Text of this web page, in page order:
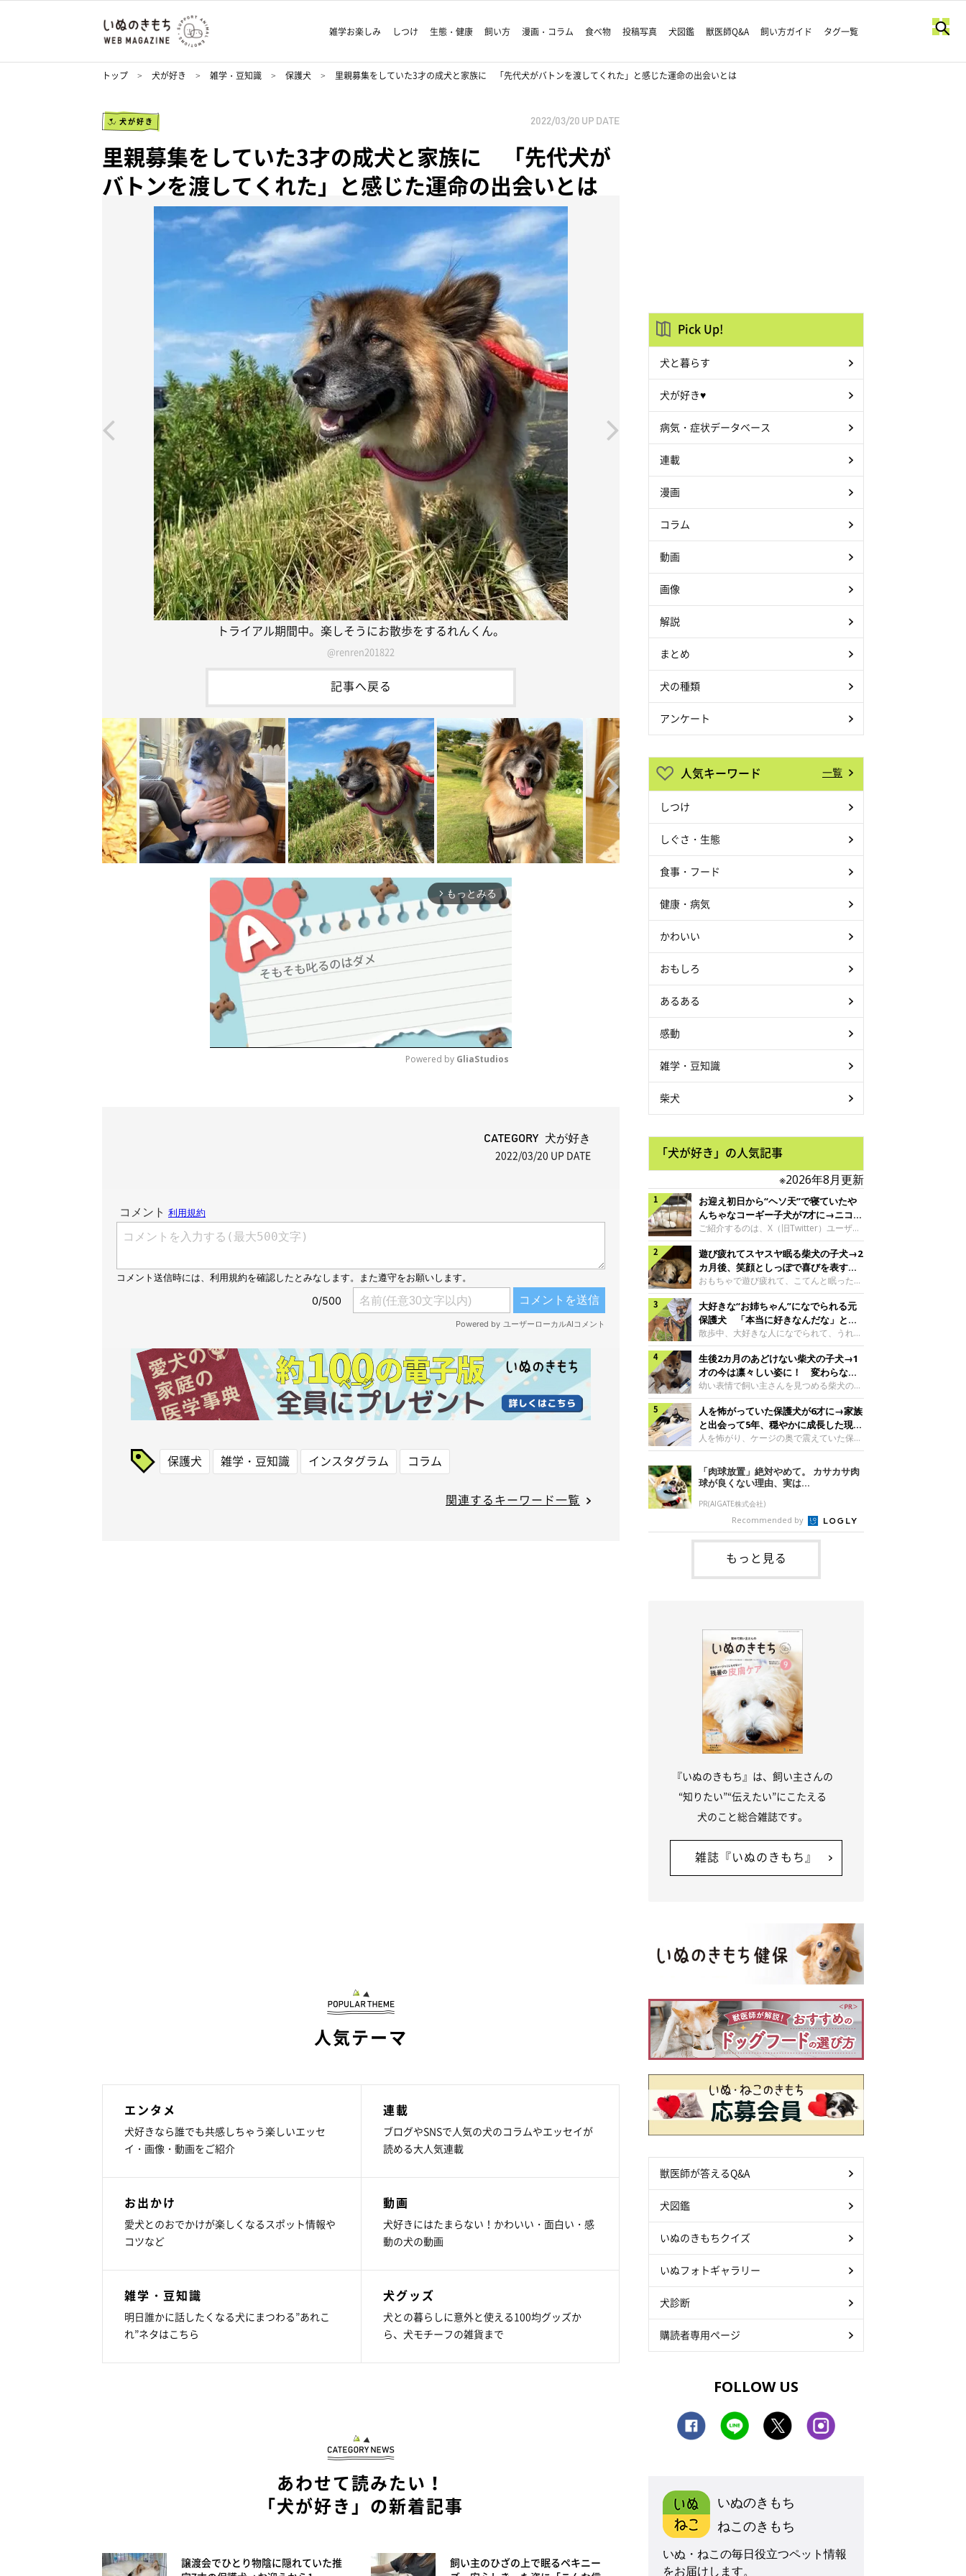
雑学お楽しみ しつけ 生態・健康 飼い方 漫画・コラム 食べ物 投稿写真 犬図鑑 獣医師Q&A 飼い方ガイド タグ一覧
トップ 犬が好き 雑学・豆知識 保護犬 里親募集をしていた3才の成犬と家族に 「先代犬がバトンを渡してくれた」と感じた運命の出会いとは
犬が好き 2022/03/20 UP DATE
里親募集をしていた3才の成犬と家族に 「先代犬が
バトンを渡してくれた」と感じた運命の出会いとは
トライアル期間中。楽しそうにお散歩をするれんくん。
@renren201822
記事へ戻る
arrow_forward_ios もっとみる
Powered by GliaStudios
CATEGORY 犬が好き
2022/03/20 UP DATE
保護犬 雑学・豆知識 インスタグラム コラム
関連するキーワード一覧
人気テーマ
エンタメ
犬好きなら誰でも共感しちゃう楽しいエッセ
イ・画像・動画をご紹介
連載
ブログやSNSで人気の犬のコラムやエッセイが
読める大人気連載
お出かけ
愛犬とのおでかけが楽しくなるスポット情報や
コツなど
動画
犬好きにはたまらない！かわいい・面白い・感
動の犬の動画
雑学・豆知識
明日誰かに話したくなる犬にまつわる”あれこ
れ”ネタはこちら
犬グッズ
犬との暮らしに意外と使える100均グッズか
ら、犬モチーフの雑貨まで
あわせて読みたい！
「犬が好き」の新着記事
譲渡会でひとり物陰に隠れていた推
飼い主のひざの上で眠るペキニー
Pick Up!
犬と暮らす
犬が好き♥
病気・症状データベース
連載
漫画
コラム
動画
画像
解説
まとめ
犬の種類
アンケート
人気キーワード 一覧
しつけ
しぐさ・生態
食事・フード
健康・病気
かわいい
おもしろ
あるある
感動
雑学・豆知識
柴犬
「犬が好き」の人気記事
※2026年8月更新
お迎え初日から“ヘソ天”で寝ていたや
んちゃなコーギー子犬が7才に→ニコニ
コ“コーギースマイル”が魅力のコに成
長！
ご紹介するのは、X（旧Twitter）ユーザー
＠Kus1oKg2vsgdWS2さんの愛犬でウェル
シュ・コーギー・ペンブロークの神楽ちゃ
ん。今年の8月で7才になるという神楽ちゃ
んですが、いったいどんな子犬時代を過ご
したのでしょうか。今回は、神楽ちゃんの
成長を飼い主さんと振り返ります！神楽ち
ゃんの成長について聞いた！お迎えから数
日後の神楽ちゃん（撮影時生後2カ月）＠
Kus1oKg2vsgdWS2――お迎え当初の神楽
ちゃんの様子について教えてください。飼
い主さん： 「お迎え当日から“ヘソ天”で寝
るようなコでし
遊び疲れてスヤスヤ眠る柴犬の子犬→2
カ月後、笑顔としっぽで喜びを表すコ
に成長！
おもちゃで遊び疲れて、こてんと眠った子
犬。あれから2カ月、表情や行動にさまざ
まな変化が見られるようになりました。遊
び疲れて眠る生後2カ月のなっちゃん遊び
疲れた様子のなっちゃん。@Pkndg_紹介
するのは、X（旧Twitter）ユーザー
@Pkndg_さんの愛犬・なっちゃん（取材
時、生後4カ月／柴犬）。こちらの写真
は、なっちゃんが生後2カ月のころに撮影
された一枚です。この日、なっちゃんは家
族と一緒におもちゃで遊んでいました。た
くさん遊んで疲れたのか、その後は眠り始
めたそうです。眠るなっちゃん。
@Pkndg_
大好きな“お姉ちゃん”になでられる元
保護犬 「本当に好きなんだな」と感
じる表情にほっこり
散歩中、大好きな人になでられて、うれし
そうな表情を見せる元保護犬。甘えるよう
な姿に、見ているこちらまでほっこりしま
す。大好きな“お姉ちゃん”に甘える小次郎
くん妹さんになでてもらい、うれしそうな
表情を見せる小次郎くん（2026年6月撮
影）。@mika_Jimmy紹介するのは、X（旧
Twitter）ユーザー@mika_Jimmyさんの愛
犬・小次郎くん（撮影時5才）。こちら
は、飼い主さんの妹さんと一緒に散歩をし
日、飼い主さんは実家から自宅へ帰る途
中、妹さんと公園で待ち合わせ
生後2カ月のあどけない柴犬の子犬→1
才の今は凛々しい姿に！ 変わらない
「くりくりおめめ」にもほっこり
幼い表情で飼い主さんを見つめる柴犬の子
犬。1才を迎えた現在はすっかり成犬らし
くなりましたが、子犬のころから変わらな
いところもあるそうです。家族に迎えたば
かりの小さな慎之介くん生後2カ月の慎之
介くん。@BLACKpurupuru紹介するの
は、X（旧Twitter）ユーザー
@BLACKpurupuruさんの愛犬・慎之介く
ん（取材時1才／柴犬）です。こちらは、
慎之介くんが生後2カ月のころ、家族に迎
えて約2週間後に撮影された一枚。小さな
体とあどけない表情が印象的です。飼い主
さんの夫に抱っこされる慎之介くん。@B
人を怖がっていた保護犬が6才に→家族
と出会って5年、穏やかに成長した現在
の姿にグッとくる
人を怖がり、ケージの奥で震えていた保護
犬。家族と出会って5年、今では笑顔を見
せ、飼い主さんの娘さんにも少しずつ心を
開くようになりました。（写真左から）先
住犬・ライナちゃん、レオナちゃん。
@lina_and_leona紹介するのは、
Instagramユーザー@lina_and_leonaさん
の愛犬・レオナちゃん（取材時6才／柴犬
／写真右）です。穏やかで優しい表情を見
せる今の姿からは想像できませんが、レオ
ナちゃんには悲しい過去があるといいま
す。人が怖くてケージの中で震えていた家
「肉球放置」絶対やめて。 カサカサ肉
球が良くない理由、実は...
PR(AIGATE株式会社)
Recommended by
もっと見る
『いぬのきもち』は、飼い主さんの
“知りたい”“伝えたい”にこたえる
犬のこと総合雑誌です。
雑誌『いぬのきもち』
獣医師が答えるQ&A
犬図鑑
いぬのきもちクイズ
いぬフォトギャラリー
犬診断
購読者専用ページ
FOLLOW US
いぬのきもち
ねこのきもち
いぬ・ねこの毎日役立つペット情報
をお届けします。